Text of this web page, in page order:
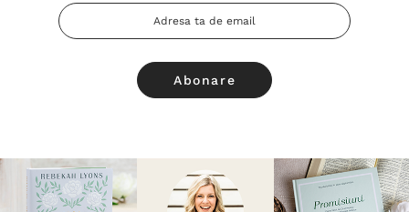
Adresa
Email